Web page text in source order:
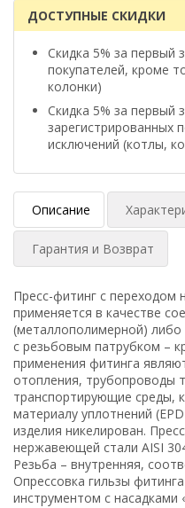
ДОСТУПНЫЕ СКИДКИ
Скидка 5% за первый
покупателей, кроме
колонки)
Скидка 5% за первый
зарегистрированных
исключений (котлы,
Описание
Гарантия и Возврат
Пресс-фитинг с переходом
применяется в качестве
(металлополимерной) либо
с резьбовым патрубком –
применения фитинга
отопления, трубопроводы
транспортирующие среды,
материалу уплотнений
изделия никелирован.
нержавеющей стали AISI
Резьба – внутренняя,
Опрессовка гильзы
инструментом с насадками